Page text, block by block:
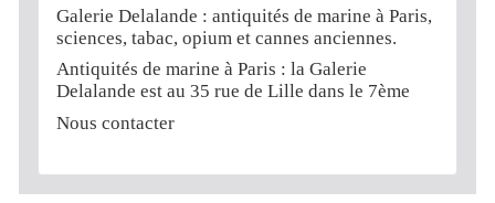
Galerie Delalande : antiquités de marine à Paris,
sciences, tabac, opium et cannes anciennes.
Antiquités de marine à Paris : la Galerie
Delalande est au 35 rue de Lille dans le 7ème
Nous contacter